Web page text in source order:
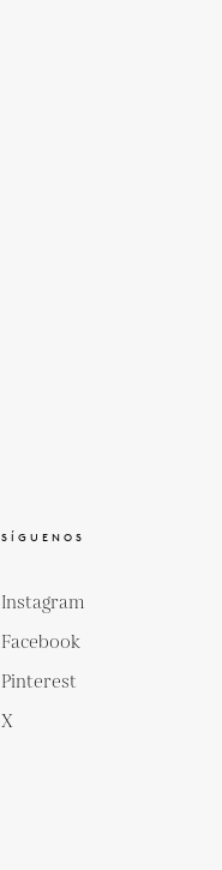
SÍGUENOS
Instagram
Facebook
Pinterest
X